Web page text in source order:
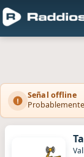
Señal offline